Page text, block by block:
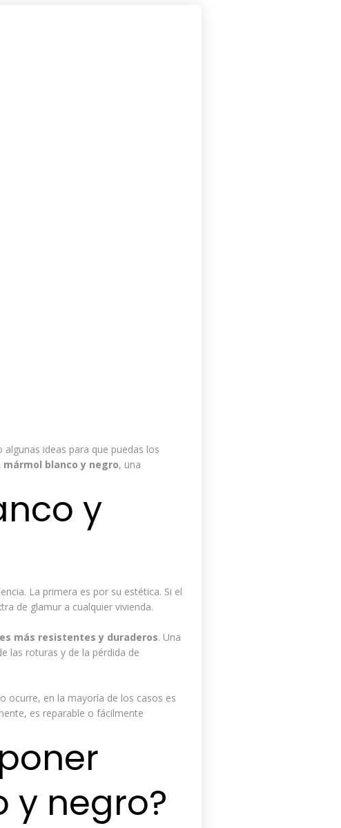
ideas para que puedas los
mármol blanco y negro, una
y
La primera es por su estética. Si el
de glamur a cualquier vivienda.
más resistentes y duraderos. Una
las roturas y de la pérdida de
ocurre, en la mayoría de los casos es
es reparable o fácilmente
y negro?